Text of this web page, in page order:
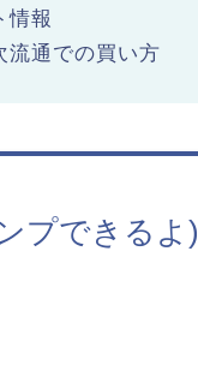
情報
流通での買い方
プできるよ)